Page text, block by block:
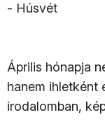
- Húsvét
Április hónapja
hanem ihletként
irodalomban,